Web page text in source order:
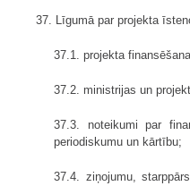
37. Līgumā par projekta
37.1. projekta
37.2. ministrijas un
37.3. noteikumi par
periodiskumu un kārtību;
37.4. ziņojumu,